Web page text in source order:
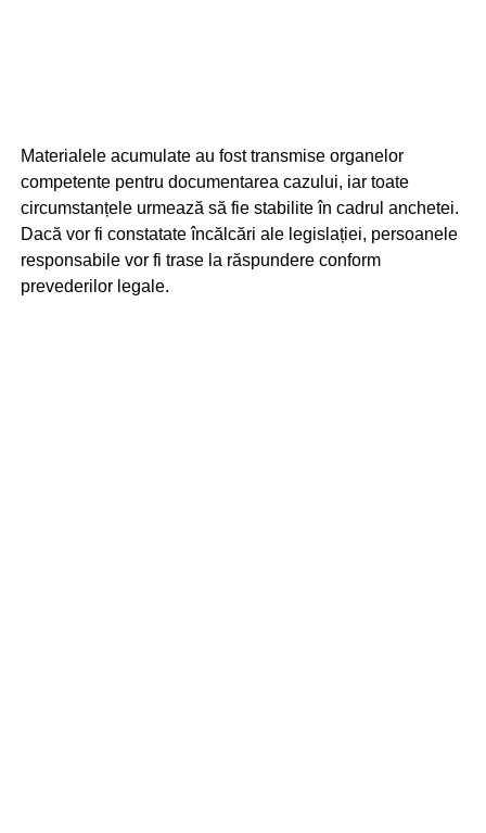
Materialele acumulate au fost transmise organelor
competente pentru documentarea cazului, iar toate
circumstanțele urmează să fie stabilite în cadrul anchetei.
Dacă vor fi constatate încălcări ale legislației, persoanele
responsabile vor fi trase la răspundere conform
prevederilor legale.